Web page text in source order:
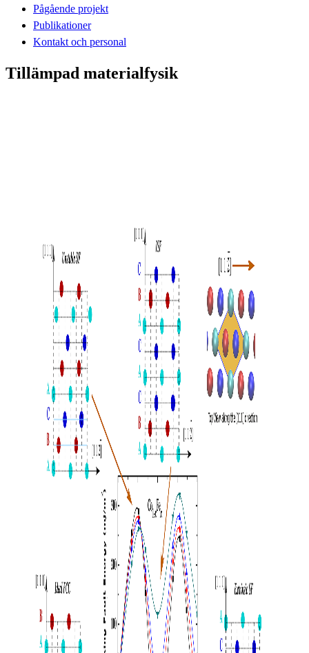
Pågående projekt
Publikationer
Kontakt och personal
Tillämpad materialfysik